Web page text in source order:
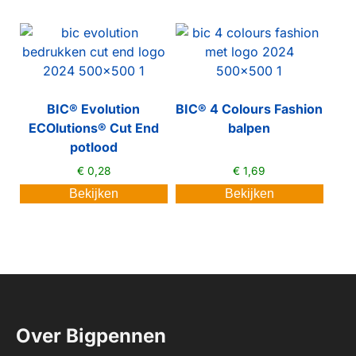
BIC® Evolution
ECOlutions® Cut End
potlood
€ 0,28
Bekijken
BIC® 4 Colours Fashion
balpen
€ 1,69
Bekijken
Over Bigpennen